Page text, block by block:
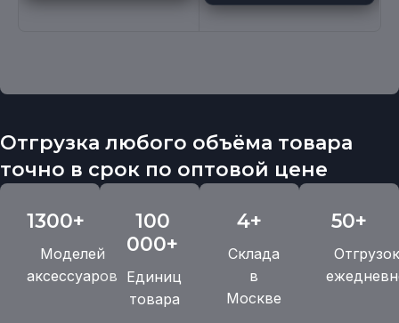
Отгрузка любого объёма товара
точно в срок по оптовой цене
1300+
Моделей
аксессуаров
100
000+
Единиц
товара
4+
Склада
в
Москве
50+
Отгрузок